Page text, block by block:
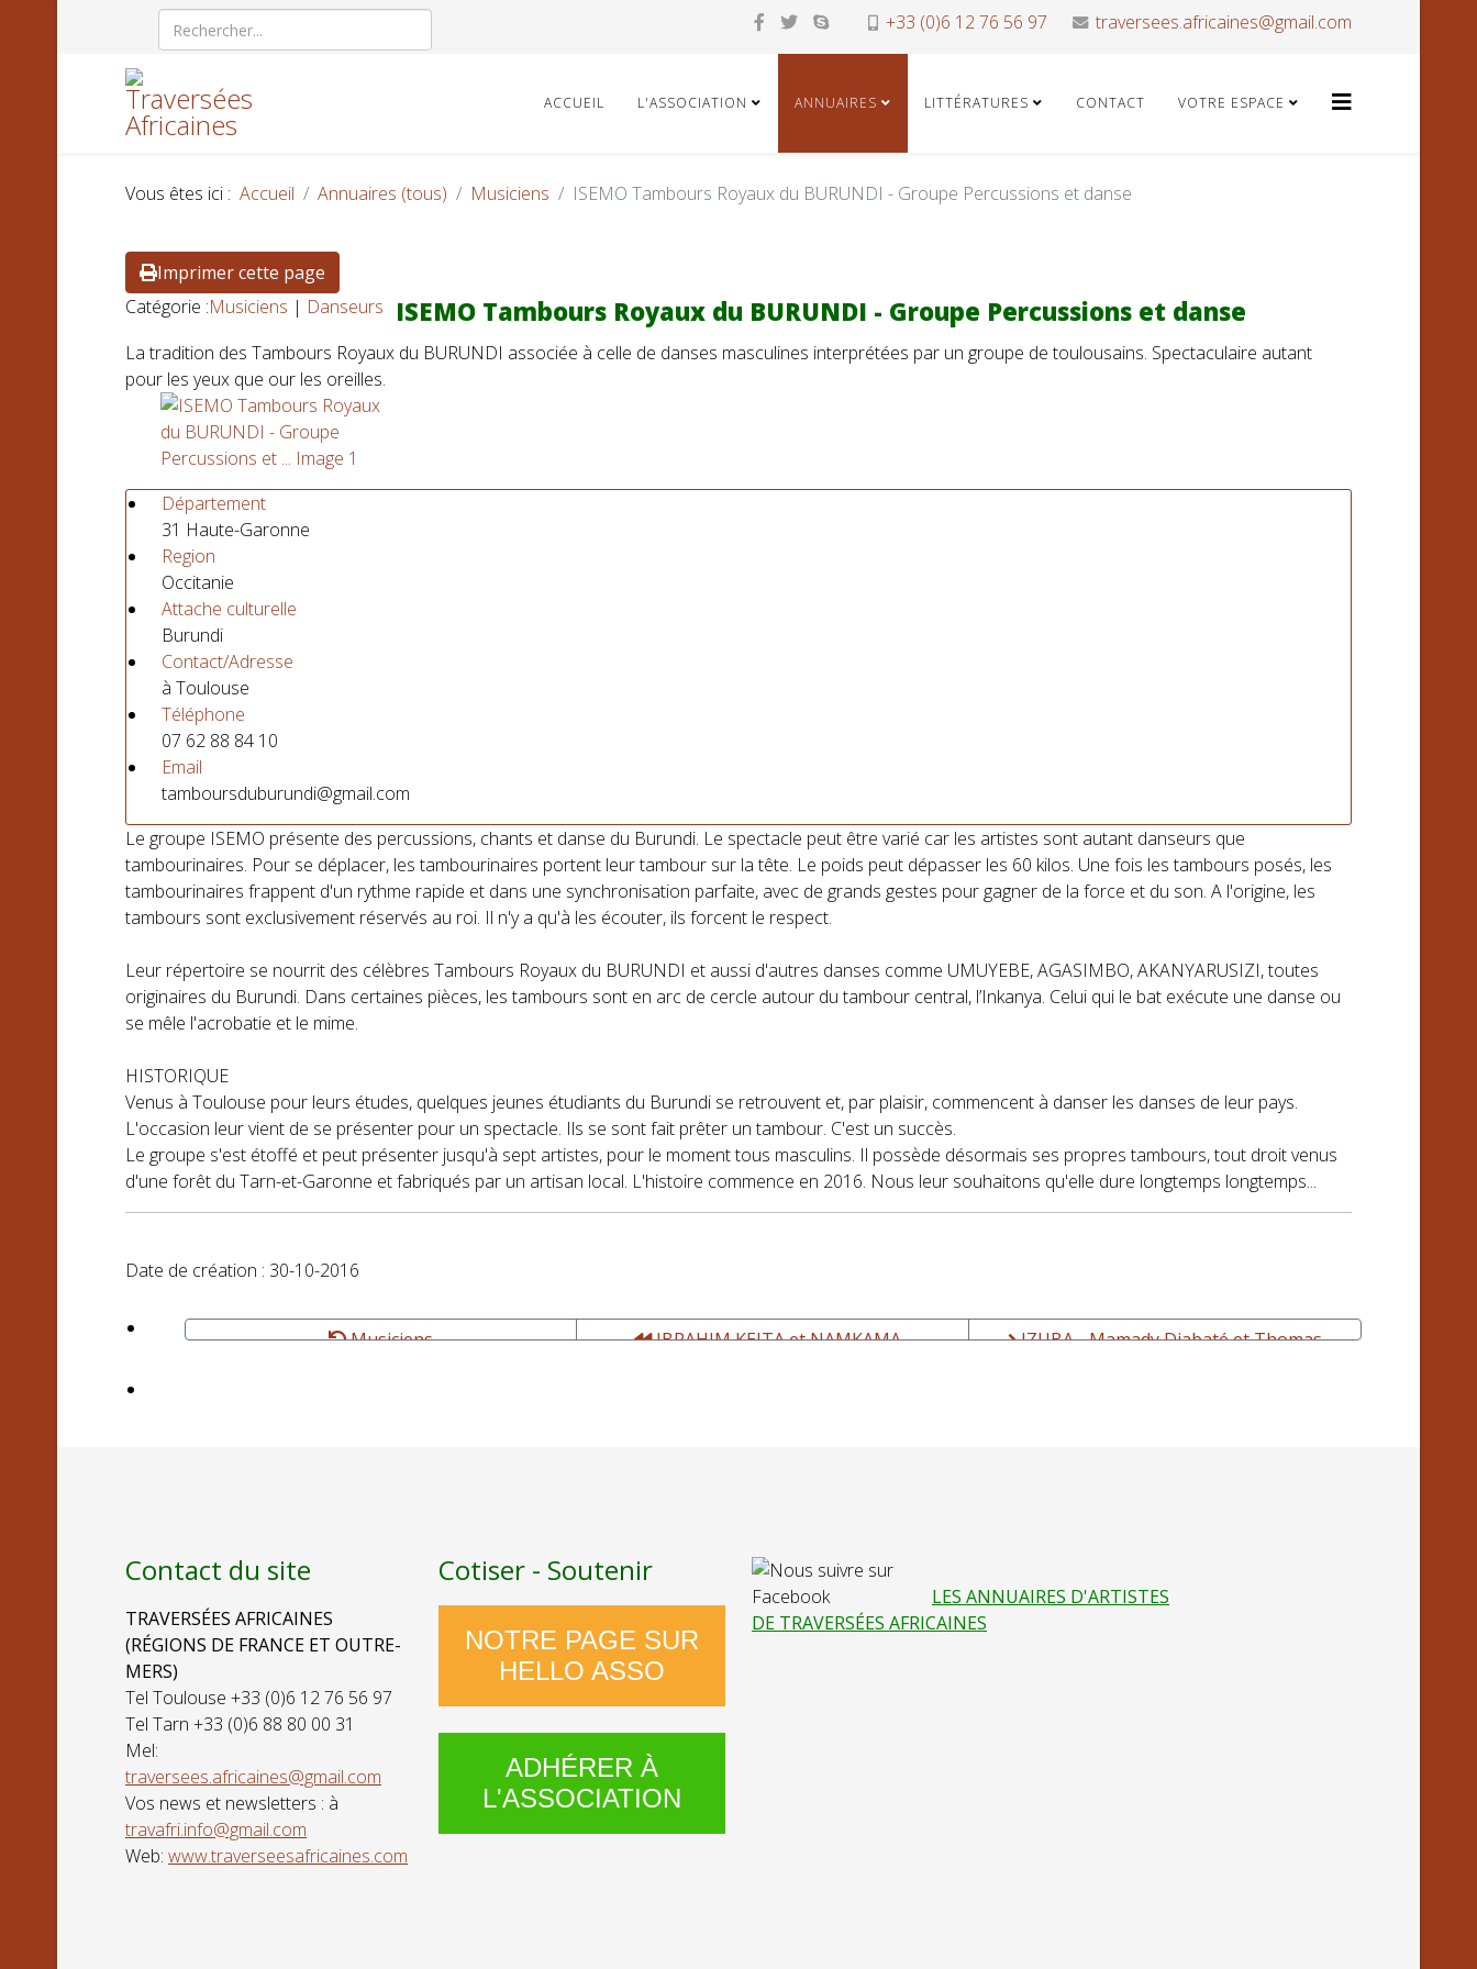
+33 (0)6 12 76 56 97 traversees.africaines@gmail.com
ACCUEIL L'ASSOCIATION ANNUAIRES LITTÉRATURES CONTACT VOTRE ESPACE
Vous êtes ici : Accueil Annuaires (tous) Musiciens ISEMO Tambours Royaux du BURUNDI - Groupe Percussions et danse
Imprimer cette page
Catégorie :Musiciens | Danseurs ISEMO Tambours Royaux du BURUNDI - Groupe Percussions et danse
La tradition des Tambours Royaux du BURUNDI associée à celle de danses masculines interprétées par un groupe de toulousains. Spectaculaire autant
pour les yeux que our les oreilles.
Département
31 Haute-Garonne
Region
Occitanie
Attache culturelle
Burundi
Contact/Adresse
à Toulouse
Téléphone
07 62 88 84 10
Email
tamboursduburundi@gmail.com
Le groupe ISEMO présente des percussions, chants et danse du Burundi. Le spectacle peut être varié car les artistes sont autant danseurs que
tambourinaires. Pour se déplacer, les tambourinaires portent leur tambour sur la tête. Le poids peut dépasser les 60 kilos. Une fois les tambours posés, les
tambourinaires frappent d'un rythme rapide et dans une synchronisation parfaite, avec de grands gestes pour gagner de la force et du son. A l'origine, les
tambours sont exclusivement réservés au roi. Il n'y a qu'à les écouter, ils forcent le respect.
Leur répertoire se nourrit des célèbres Tambours Royaux du BURUNDI et aussi d'autres danses comme UMUYEBE, AGASIMBO, AKANYARUSIZI, toutes
originaires du Burundi. Dans certaines pièces, les tambours sont en arc de cercle autour du tambour central, l’Inkanya. Celui qui le bat exécute une danse ou
se mêle l'acrobatie et le mime.
HISTORIQUE
Venus à Toulouse pour leurs études, quelques jeunes étudiants du Burundi se retrouvent et, par plaisir, commencent à danser les danses de leur pays.
L'occasion leur vient de se présenter pour un spectacle. Ils se sont fait prêter un tambour. C'est un succès.
Le groupe s'est étoffé et peut présenter jusqu'à sept artistes, pour le moment tous masculins. Il possède désormais ses propres tambours, tout droit venus
d'une forêt du Tarn-et-Garonne et fabriqués par un artisan local. L'histoire commence en 2016. Nous leur souhaitons qu'elle dure longtemps longtemps...
Date de création : 30-10-2016
Musiciens
IBRAHIM KEITA et NAMKAMA -
IZUBA - Mamady Diabaté et Thomas
Contact du site
TRAVERSÉES AFRICAINES
(RÉGIONS DE FRANCE ET OUTRE-
MERS)
Tel Toulouse +33 (0)6 12 76 56 97
Tel Tarn +33 (0)6 88 80 00 31
Mel:
traversees.africaines@gmail.com
Vos news et newsletters : à
travafri.info@gmail.com
Web: www.traverseesafricaines.com
Cotiser - Soutenir
NOTRE PAGE SUR
HELLO ASSO
ADHÉRER À
L'ASSOCIATION
LES ANNUAIRES D'ARTISTES
DE TRAVERSÉES AFRICAINES